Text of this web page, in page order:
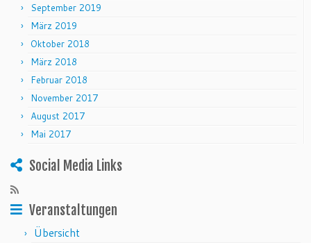
September 2019
März 2019
Oktober 2018
März 2018
Februar 2018
November 2017
August 2017
Mai 2017
Social Media Links
Veranstaltungen
Übersicht